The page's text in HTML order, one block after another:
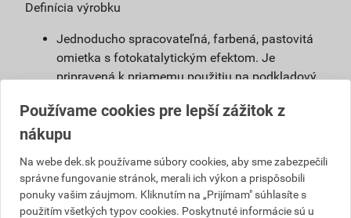
Definícia výrobku
Jednoducho spracovateľná, farbená, pastovitá
omietka s fotokatalytickým efektom. Je
pripravená k priamemu použitiu na podkladový
silikátovému spojivu má omietka weberpas
clean Active vlastnosti blízke silikátovej omietke,
pri spracovaní a vyzrievaní. Unikátna receptúra
omietky weberpas clean Active s
fotokatalytickým efektom zaisťuje dlhodobú
Používame cookies pre lepší zážitok z
nákupu
Na webe dek.sk používame súbory cookies, aby sme zabezpečili
správne fungovanie stránok, merali ich výkon a prispôsobili
ponuky vašim záujmom. Kliknutím na „Prijímam" súhlasíte s
použitím všetkých typov cookies. Poskytnuté informácie sú u